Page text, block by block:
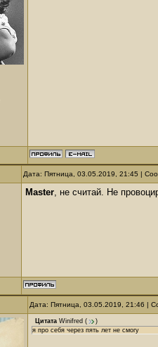
Дата: Пятница, 03.05.2019, 21:45 |
Master, не считай. Не
Дата: Пятница, 03.05.2019, 21:46 |
Цитата Winifred (
)
я про себя через пять лет не смогу